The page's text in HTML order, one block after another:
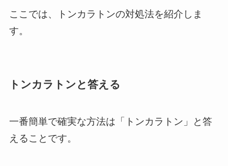
ここでは、トンカラトンの対処法を紹介しま
す。
トンカラトンと答える
一番簡単で確実な方法は「トンカラトン」と答
えることです。